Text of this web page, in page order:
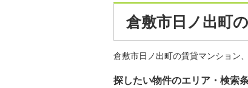
倉敷市日ノ出町
倉敷市日ノ出町の賃貸マンション
探したい物件のエリア・検索